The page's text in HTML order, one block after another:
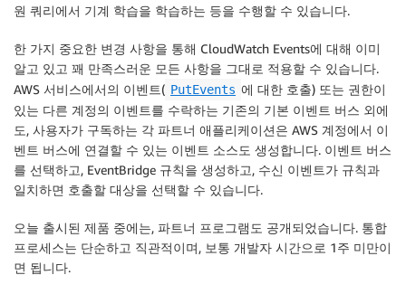
원 쿼리에서 기계 학습을 학습하는 등을 수행할 수 있습니다.
한 가지 중요한 변경 사항을 통해 CloudWatch Events에 대해 이미
알고 있고 꽤 만족스러운 모든 사항을 그대로 적용할 수 있습니다.
AWS 서비스에서의 이벤트( PutEvents 에 대한 호출) 또는 권한이
있는 다른 계정의 이벤트를 수락하는 기존의 기본 이벤트 버스 외에
도, 사용자가 구독하는 각 파트너 애플리케이션은 AWS 계정에서 이
벤트 버스에 연결할 수 있는 이벤트 소스도 생성합니다. 이벤트 버스
를 선택하고, EventBridge 규칙을 생성하고, 수신 이벤트가 규칙과
일치하면 호출할 대상을 선택할 수 있습니다.
오늘 출시된 제품 중에는, 파트너 프로그램도 공개되었습니다. 통합
프로세스는 단순하고 직관적이며, 보통 개발자 시간으로 1주 미만이
면 됩니다.